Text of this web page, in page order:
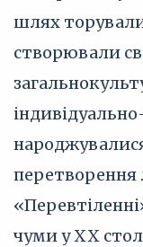
шлях
створювали
чуми у XX